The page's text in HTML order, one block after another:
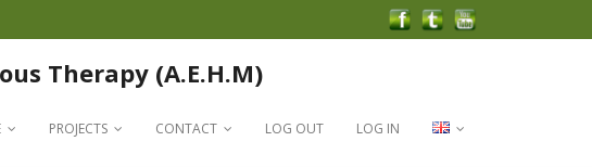
Therapy (A.E.H.M)
PROJECTS CONTACT LOG OUT LOG IN